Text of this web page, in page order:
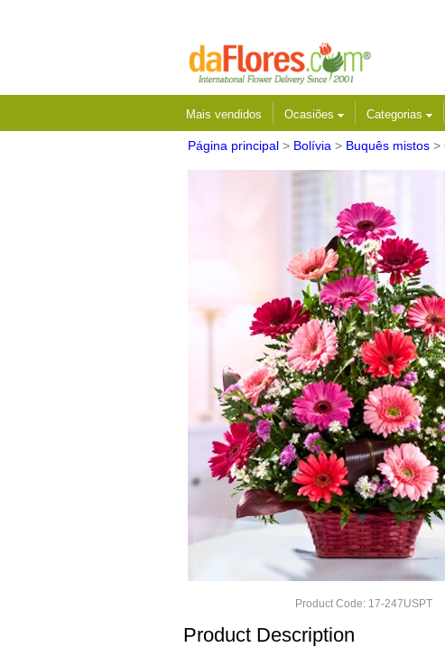
Mais vendidos Ocasiões Categorias
Página principal > Bolívia > Buquês mistos >
Product Code: 17-247USPT
Product Description